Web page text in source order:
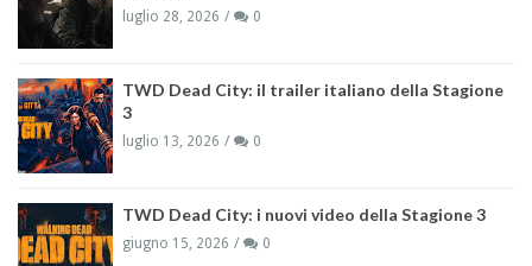
luglio 28, 2026 0
TWD Dead City: il trailer italiano della Stagione
3
luglio 13, 2026 0
TWD Dead City: i nuovi video della Stagione 3
giugno 15, 2026 0